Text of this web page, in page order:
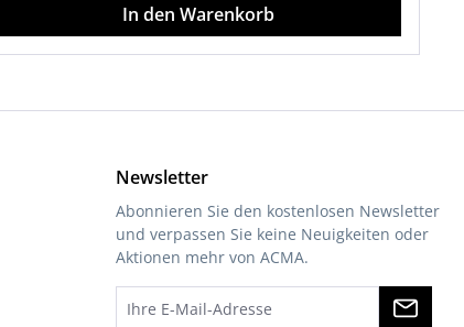
In den Warenkorb
Newsletter
Abonnieren Sie den kostenlosen Newsletter
und verpassen Sie keine Neuigkeiten oder
Aktionen mehr von ACMA.